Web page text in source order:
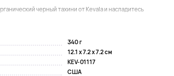
черный тахини от Kevala и насладитесь
340 г
12.1 x 7.2 x 7.2 см
KEV-01117
США